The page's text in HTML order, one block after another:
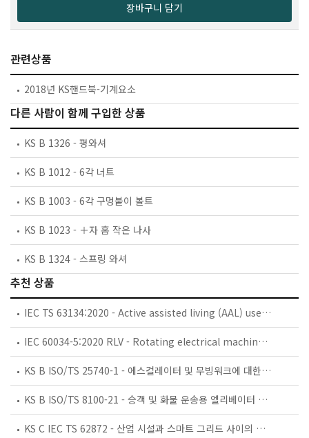
장바구니 담기
관련상품
2018년 KS핸드북-기계요소
다른 사람이 함께 구입한 상품
KS B 1326 - 평와셔
KS B 1012 - 6각 너트
KS B 1003 - 6각 구멍붙이 볼트
KS B 1023 - ＋자 홈 작은 나사
KS B 1324 - 스프링 와셔
추천 상품
IEC TS 63134:2020 - Active assisted living (AAL) use cases
IEC 60034-5:2020 RLV - Rotating electrical machines - Part 5: Degrees of protection provided by the integral design of rotating electrical machines (IP code) - Classification
KS B ISO/TS 25740-1 - 에스컬레이터 및 무빙워크에 대한 안전요건 — 제1부: 세계공통 필수 안전요건(GESRs)
KS B ISO/TS 8100-21 - 승객 및 화물 운송용 엘리베이터 —제21부: 세계공통 필수안전요건(GESRs)을 충족하는 세계공통 안전 파라미터(GSPs)
KS C IEC TS 62872 - 산업 시설과 스마트 그리드 사이의 산업 공정 측정, 제어 및 자동화 시스템 인터페이스